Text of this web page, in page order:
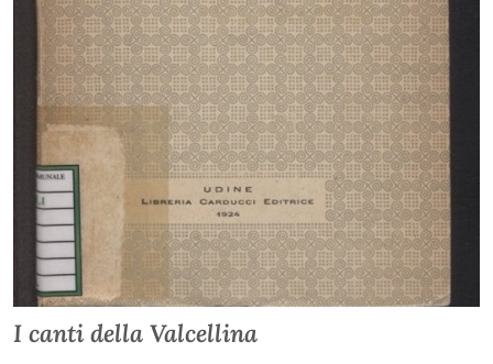
I canti della Valcellina